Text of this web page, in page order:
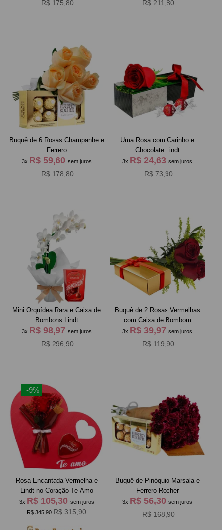
R$ 175,80 R$ 211,80
Buquê de 6 Rosas Champanhe e
Ferrero
3x R$ 59,60 sem juros
R$ 178,80
Uma Rosa com Carinho e
Chocolate Lindt
3x R$ 24,63sem juros
R$ 73,90
Mini Orquídea Rara e Caixa de
Bombons Lindt
3x R$ 98,97 sem juros
R$ 296,90
Buquê de 2 Rosas Vermelhas
com Caixa de Bombom
3x R$ 39,97sem juros
R$ 119,90
-9%
Rosa Encantada Vermelha e
Lindt no Coração Te Amo
3x R$ 105,30 sem juros
R$ 345,90 R$ 315,90
Buquê de Pinóquio Marsala e
Ferrero Rocher
3x R$ 56,30sem juros
R$ 168,90